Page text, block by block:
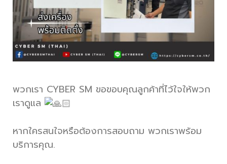
พวกเรา CYBER SM ขอขอบคุณลูกค้าที่ไว้ใจให้พวก
เราดูแล
หากใครสนใจหรือต้องการสอบถาม พวกเราพร้อม
บริการคุณ.